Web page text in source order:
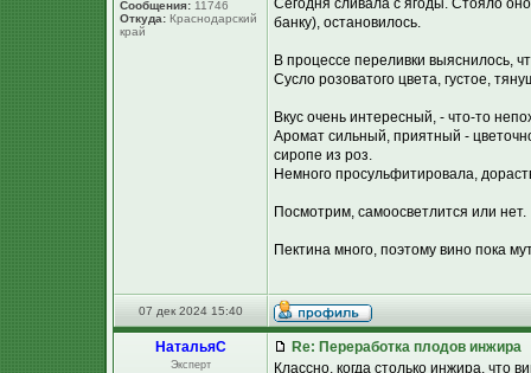
Сообщения: 11746
Откуда: Краснодарский
край
Сегодня сливала с ягоды. Стояло
банку), остановилось.
В процессе переливки выяснилось,
Сусло розоватого цвета, густое,
Вкус очень интересный, - что-то
Аромат сильный, приятный -
сиропе из роз.
Немного просульфитировала,
Посмотрим, самоосветлится или нет.
Пектина много, поэтому вино пока
07 дек 2024 15:40
НатальяС
Эксперт
Re: Переработка плодов инжира
Классно, когда столько инжира, что